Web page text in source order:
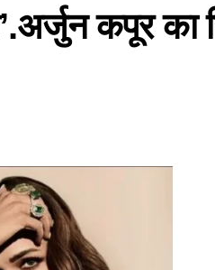
कपूर का